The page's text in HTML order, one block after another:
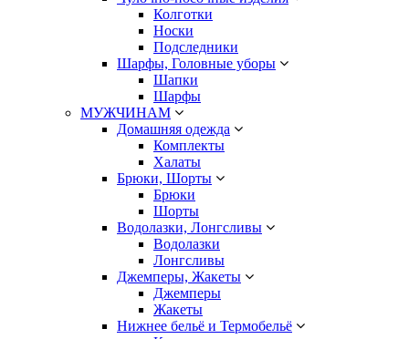
Колготки
Носки
Подследники
Шарфы, Головные уборы
Шапки
Шарфы
МУЖЧИНАМ
Домашняя одежда
Комплекты
Халаты
Брюки, Шорты
Брюки
Шорты
Водолазки, Лонгсливы
Водолазки
Лонгсливы
Джемперы, Жакеты
Джемперы
Жакеты
Нижнее бельё и Термобельё